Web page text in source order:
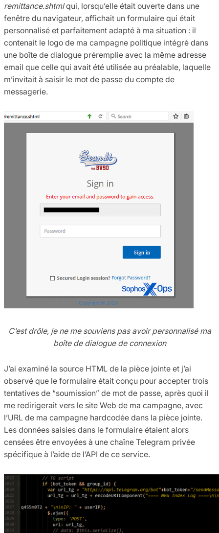
remittance.shtmlqui, lorsqu’elle était ouverte dans une
fenêtre du navigateur, affichait un formulaire qui était
personnalisé et parfaitement adapté à ma situation : il
contenait le logo de ma campagne politique intégré dans
une boîte de dialogue préremplie avec la même adresse
email que celle qui avait été utilisée au préalable, laquelle
m’invitait à saisir le mot de passe du compte de
messagerie.
C’est drôle, je ne me souviens pas avoir personnalisé ma
boîte de dialogue de connexion
J’ai examiné la source HTML de la pièce jointe et j’ai
observé que le formulaire était conçu pour accepter trois
tentatives de “soumission” de mot de passe, après quoi il
me redirigerait vers le site Web de ma campagne, avec
l’URL de ma campagne hardcodée dans la pièce jointe.
Les données saisies dans le formulaire étaient alors
censées être envoyées à une chaîne Telegram privée
spécifique à l’aide de l’API de ce service.